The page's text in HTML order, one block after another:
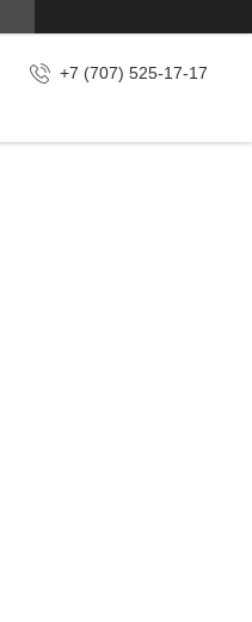
+7 (707) 525-17-17